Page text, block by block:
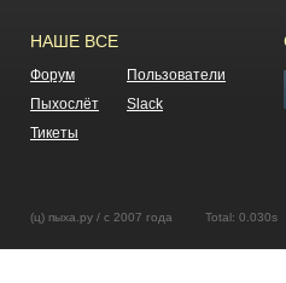
НАШЕ ВСЕ
Форум
Пользователи
Пыхослёт
Slack
Тикеты
(ц) пыха.ру / с 2007 года Total: